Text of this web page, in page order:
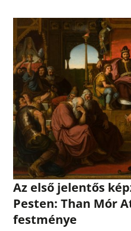
Az első jelentős
Pesten: Than Mór
festménye